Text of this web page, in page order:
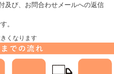
及び、お問合わせメールへの返信
。
くなります